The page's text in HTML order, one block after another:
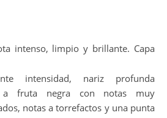
intenso, limpio y brillante. Capa
intensidad, nariz profunda
a fruta negra con notas muy
notas a torrefactos y una punta